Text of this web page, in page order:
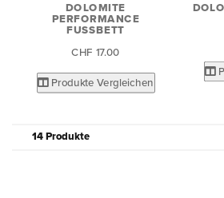
DOLOMITE
PERFORMANCE
FUSSBETT
CHF 17.00
Produkte Vergleichen
14 Produkte